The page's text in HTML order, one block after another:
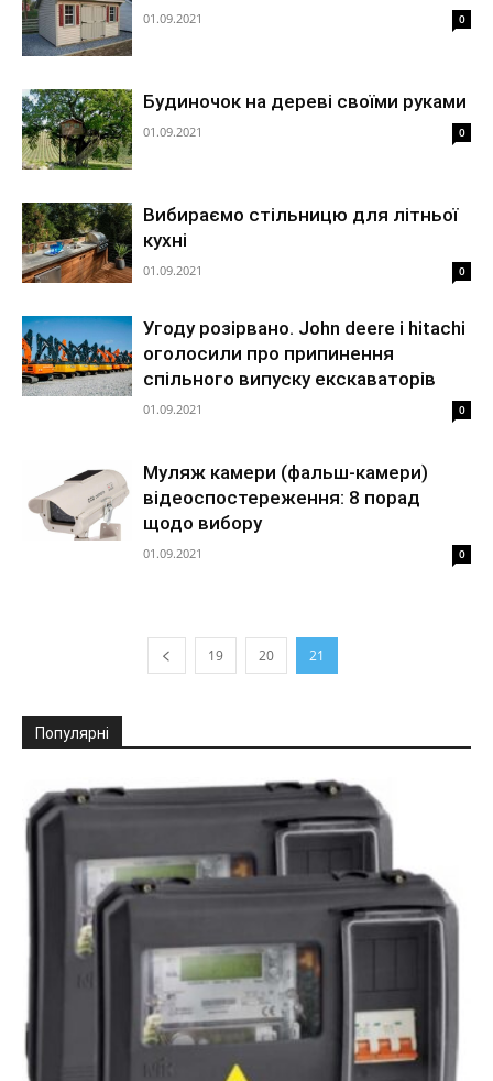
01.09.2021 0
Будиночок на дереві своїми руками
01.09.2021 0
Вибираємо стільницю для літньої
кухні
01.09.2021 0
Угоду розірвано. John deere і hitachi
оголосили про припинення
спільного випуску екскаваторів
01.09.2021 0
Муляж камери (фальш-камери)
відеоспостереження: 8 порад
щодо вибору
01.09.2021 0
19 20 21
Популярні